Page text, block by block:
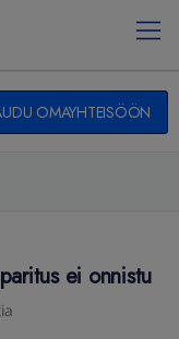
OMAYHTEISÖÖN
ei onnistu